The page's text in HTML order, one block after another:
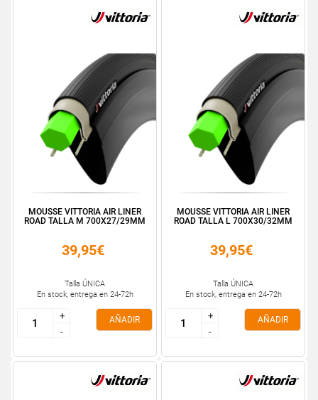
MOUSSE VITTORIA AIR LINER
ROAD TALLA M 700X27/29MM
39,95€
Talla ÚNICA
En stock, entrega en 24-72h
+
-
+
-
AÑADIR
MOUSSE VITTORIA AIR LINER
ROAD TALLA L 700X30/32MM
39,95€
Talla ÚNICA
En stock, entrega en 24-72h
+
-
+
-
AÑADIR